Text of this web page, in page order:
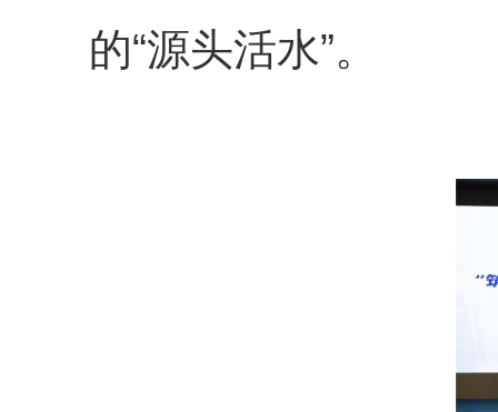
的“源头活水”。